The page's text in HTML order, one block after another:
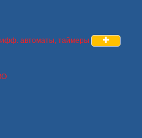
автоматы, таймеры